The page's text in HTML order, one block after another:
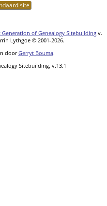
site
Generation of Genealogy Sitebuilding v.
Lythgoe © 2001-2026.
doorGerryt Bouma.
Sitebuilding, v.13.1